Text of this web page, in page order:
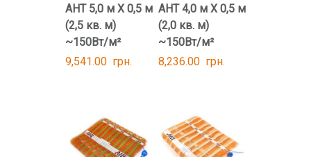
AHT 5,0 м Х 0,5 м
(2,5 кв. м)
~150Вт/м²
9,541.00 грн.
AHT 4,0 м Х 0,5 м
(2,0 кв. м)
~150Вт/м²
8,236.00 грн.